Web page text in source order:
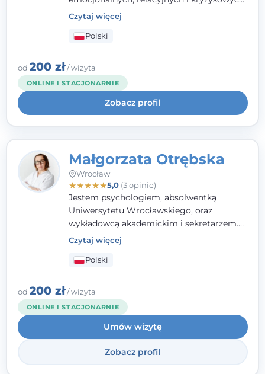
w tym z osobami po doświadczeniach
przemocy. Ukończyłam psychologię
kliniczną oraz studia podyplomowe z
interwencji kryzysowej i seksuologii
klinicznej na SWPS we Wrocławiu. W pracy
kieruję się empatią, etyką zawodową i
uważnością na potrzeby klienta.
Czytaj więcej
Polski
od 200 zł/ wizyta
ONLINE I STACJONARNIE
Zobacz profil
Małgorzata Otrębska
Wrocław
★★★★★5,0(3 opinie)
Jestem psychologiem, absolwentką
Uniwersytetu Wrocławskiego, oraz
wykładowcą akademickim i sekretarzem.
Dodatkowo mam kwalifikacje mediatora,
specjalizując się w sprawach rodzinnych,
cywilnych oraz karnych.
Czytaj więcej
Polski
od 200 zł/ wizyta
ONLINE I STACJONARNIE
Umów wizytę
Zobacz profil